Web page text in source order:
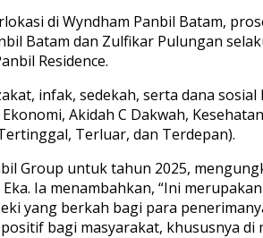
di Wyndham Panbil Batam,
Batam dan Zulfikar Pulungan
Residence.
infak, sedekah, serta dana
Akidah C Dakwah,
Terluar, dan Terdepan).
Group untuk tahun 2025,
Ia menambahkan, “Ini
yang berkah bagi para
bagi masyarakat, khususnya di